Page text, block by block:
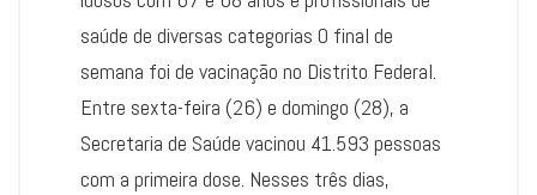
saúde de diversas categorias O final de
semana foi de vacinação no Distrito Federal.
Entre sexta-feira (26) e domingo (28), a
Secretaria de Saúde vacinou 41.593 pessoas
com a primeira dose. Nesses três dias,